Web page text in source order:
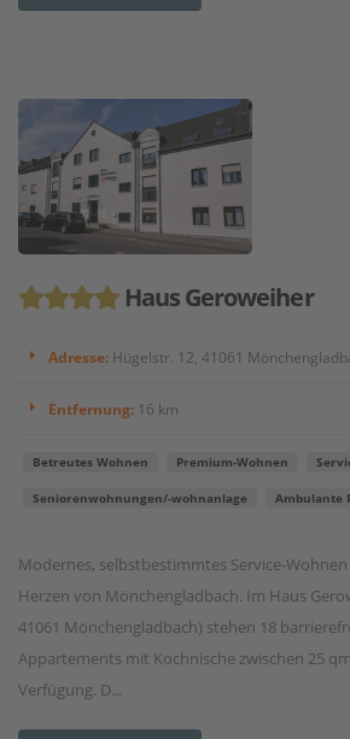
Haus Geroweiher
Adresse: Hügelstr. 12, 41061
Entfernung: 16 km
Betreutes Wohnen Premium-Wohnen
Seniorenwohnungen/-wohnanlage Ambulante
Modernes, selbstbestimmtes Service-
Herzen von Mönchengladbach. Im Haus
41061 Mönchengladbach) stehen 18
Appartements mit Kochnische zwischen 25
Verfügung. D...